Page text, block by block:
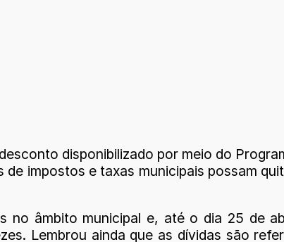
disponibilizado por meio do
impostos e taxas municipais possam
no âmbito municipal e, até o dia 25 de
Lembrou ainda que as dívidas são